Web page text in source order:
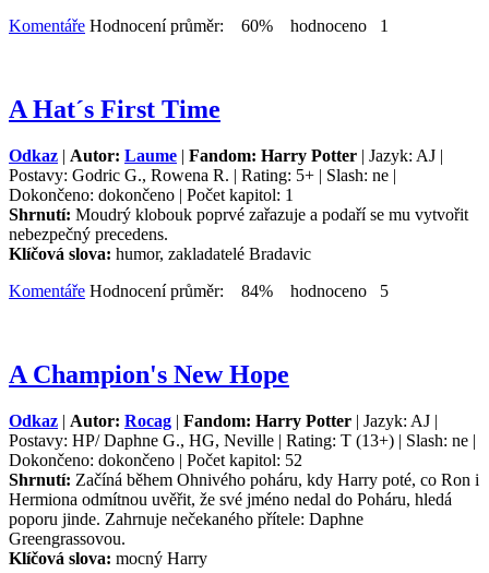
Komentáře Hodnocení průměr: 60% hodnoceno 1
A Hat´s First Time
Odkaz | Autor: Laume | Fandom: Harry Potter | Jazyk: AJ |
Postavy: Godric G., Rowena R. | Rating: 5+ | Slash: ne |
Dokončeno: dokončeno | Počet kapitol: 1
Shrnutí: Moudrý klobouk poprvé zařazuje a podaří se mu vytvořit
nebezpečný precedens.
Klíčová slova: humor, zakladatelé Bradavic
Komentáře Hodnocení průměr: 84% hodnoceno 5
A Champion's New Hope
Odkaz | Autor: Rocag | Fandom: Harry Potter | Jazyk: AJ |
Postavy: HP/ Daphne G., HG, Neville | Rating: T (13+) | Slash: ne |
Dokončeno: dokončeno | Počet kapitol: 52
Shrnutí: Začíná během Ohnivého poháru, kdy Harry poté, co Ron i
Hermiona odmítnou uvěřit, že své jméno nedal do Poháru, hledá
poporu jinde. Zahrnuje nečekaného přítele: Daphne
Greengrassovou.
Klíčová slova: mocný Harry